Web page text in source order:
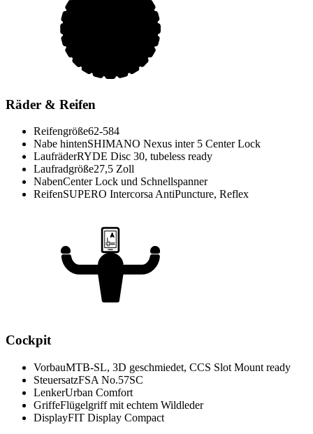
Räder & Reifen
Reifengröße62-584
Nabe hintenSHIMANO Nexus inter 5 Center Lock
LaufräderRYDE Disc 30, tubeless ready
Laufradgröße27,5 Zoll
NabenCenter Lock und Schnellspanner
ReifenSUPERO Intercorsa AntiPuncture, Reflex
Cockpit
VorbauMTB-SL, 3D geschmiedet, CCS Slot Mount ready
SteuersatzFSA No.57SC
LenkerUrban Comfort
GriffeFlügelgriff mit echtem Wildleder
DisplayFIT Display Compact